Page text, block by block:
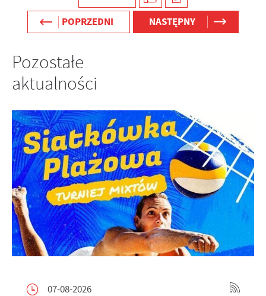
POPRZEDNI
NASTĘPNY
Pozostałe
aktualności
07-08-2026